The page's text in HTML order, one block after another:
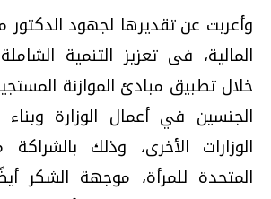
وأعربت عن تقديرها لجهود الدكتور
المالية، فى تعزيز التنمية
خلال تطبيق مبادئ الموازنة
الجنسين في أعمال الوزارة
الوزارات الأخرى، وذلك
المتحدة للمرأة، موجهة الشكر